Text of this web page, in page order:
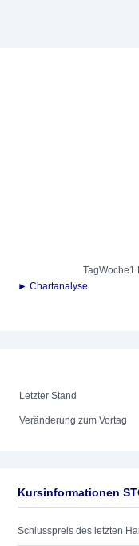
TagWoche1
► Chartanalyse
Letzter Stand
Veränderung zum Vortag
Kursinformationen
Schlusspreis des letzten